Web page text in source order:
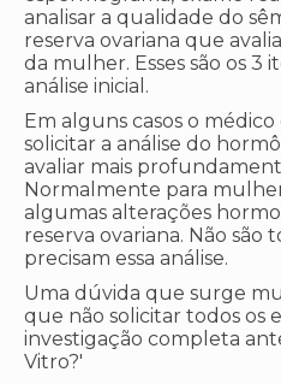
analisar a qualidade do
reserva ovariana que
da mulher. Esses são os 3
análise inicial.
Em alguns casos o
solicitar a análise do
avaliar mais
Normalmente para
algumas alterações
reserva ovariana. Não são
precisam essa análise.
Uma dúvida que surge
que não solicitar todos os
investigação completa
Vitro?'